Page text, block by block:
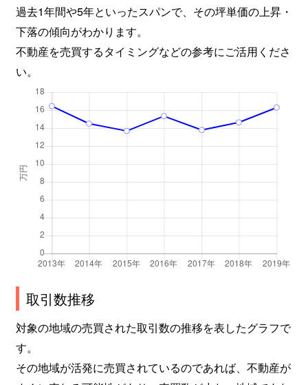
過去1年間や5年といったスパンで、その坪単価の上昇・
下落の傾向がわかります。
不動産を売買するタイミングなどの参考にご活用くださ
い。
取引数推移
対象の地域の売買された取引数の推移を表したグラフで
す。
その地域が活発に売買されているのであれば、不動産が